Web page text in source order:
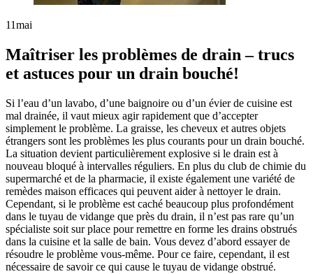
11mai
Maîtriser les problèmes de drain – trucs
et astuces pour un drain bouché!
Si l’eau d’un lavabo, d’une baignoire ou d’un évier de cuisine est
mal drainée, il vaut mieux agir rapidement que d’accepter
simplement le problème. La graisse, les cheveux et autres objets
étrangers sont les problèmes les plus courants pour un drain bouché.
La situation devient particulièrement explosive si le drain est à
nouveau bloqué à intervalles réguliers. En plus du club de chimie du
supermarché et de la pharmacie, il existe également une variété de
remèdes maison efficaces qui peuvent aider à nettoyer le drain.
Cependant, si le problème est caché beaucoup plus profondément
dans le tuyau de vidange que près du drain, il n’est pas rare qu’un
spécialiste soit sur place pour remettre en forme les drains obstrués
dans la cuisine et la salle de bain. Vous devez d’abord essayer de
résoudre le problème vous-même. Pour ce faire, cependant, il est
nécessaire de savoir ce qui cause le tuyau de vidange obstrué.